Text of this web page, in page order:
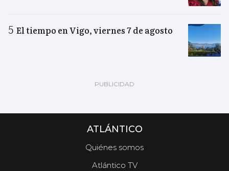
El tiempo en Vigo, viernes 7 de agosto
ATLÁNTICO
Quiénes somos
Atlántico TV